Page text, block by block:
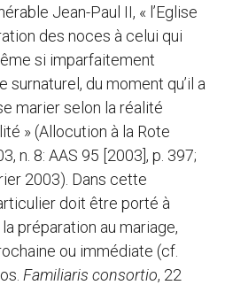
Jean-Paul II, « l’Eglise
des noces à celui qui
si imparfaitement
surnaturel, du moment qu’il a
marier selon la réalité
» (Allocution à la Rote
n. 8: AAS 95 [2003], p. 397;
2003). Dans cette
doit être porté à
préparation au mariage,
ou immédiate (cf.
Familiaris consortio, 22